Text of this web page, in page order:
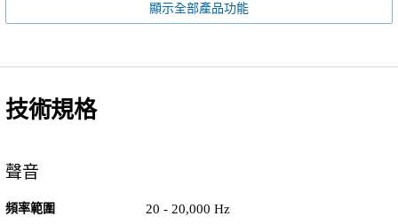
顯示全部產品功能
技術規格
聲音
頻率範圍 20 - 20,000 Hz